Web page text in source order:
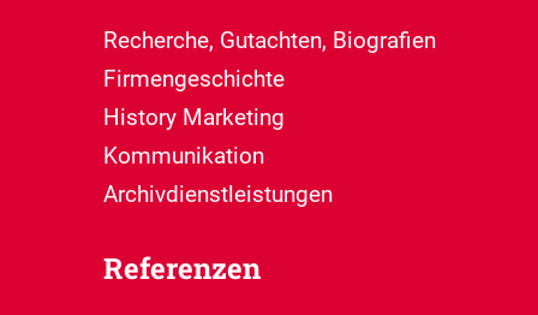
Recherche, Gutachten, Biografien
Firmengeschichte
History Marketing
Kommunikation
Archivdienstleistungen
Referenzen